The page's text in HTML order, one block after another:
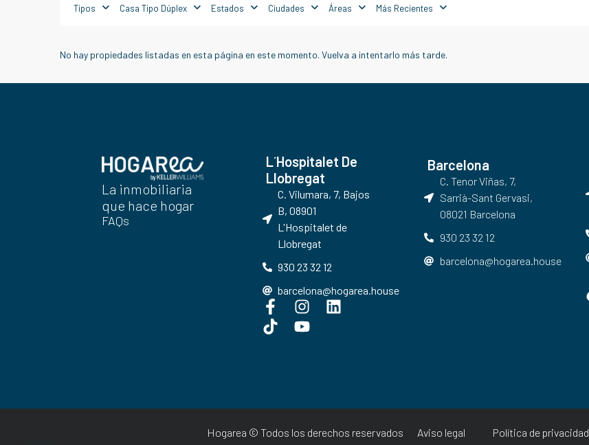
Tipos Casa Tipo Dúplex Estados Ciudades Áreas Más Recientes
No hay propiedades listadas en esta página en este momento. Vuelva a intentarlo más tarde.
La inmobiliaria
que hace hogar
FAQs
L´Hospitalet De
Llobregat
C. Vilumara, 7, Bajos
B, 08901
L'Hospitalet de
Llobregat
930 23 32 12
barcelona@hogarea.house
Barcelona
C. Tenor Viñas, 7,
Sarrià-Sant Gervasi,
08021 Barcelona​
930 23 32 12
barcelona@hogarea.house
Hogarea © Todos los derechos reservados Aviso legal Política de privacidad